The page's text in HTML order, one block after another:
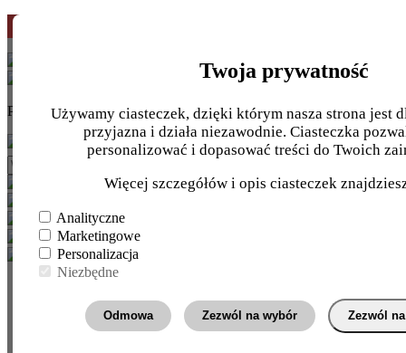
Twoja prywatność
Używamy ciasteczek, dzięki którym nasza strona jest
przyjazna i działa niezawodnie. Ciasteczka
personalizować i dopasować treści do Twoich
Więcej szczegółów i opis ciasteczek
Analityczne
Marketingowe
Personalizacja
Niezbędne
Odmowa Zezwól na wybór Zezwól
Potrzebujesz pomocy?INFOLINIA+48 724 710 810
zielarnie
Energia
Jelita i trawienie